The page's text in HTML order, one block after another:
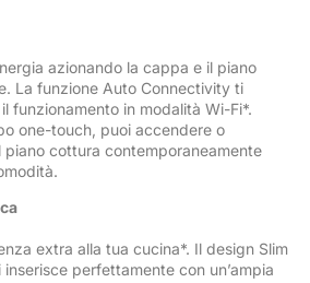
azionando la cappa e il piano
La funzione Auto Connectivity ti
funzionamento in modalità Wi-Fi*.
one-touch, puoi accendere o
cottura contemporaneamente
extra alla tua cucina*. Il design Slim
perfettamente con un’ampia